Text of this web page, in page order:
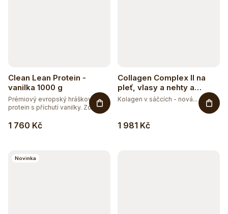
Clean Lean Protein -
vanilka 1000 g
1 760 Kč
Prémiový evropský hráškový
protein s příchutí vanilky. Zcela...
Collagen Complex II na
pleť, vlasy a nehty a
vitalitu s příchutí mango-
1 981 Kč
Kolagen v sáčcích - nová...
Novinka